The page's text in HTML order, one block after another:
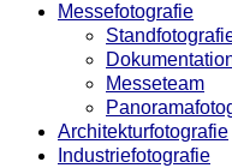
Messefotografie
Messeteam
Architekturfotografie
Industriefotografie